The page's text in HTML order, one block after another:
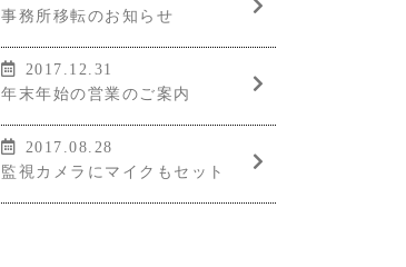
事務所移転のお知らせ
2017.12.31
年末年始の営業のご案内
2017.08.28
監視カメラにマイクもセット